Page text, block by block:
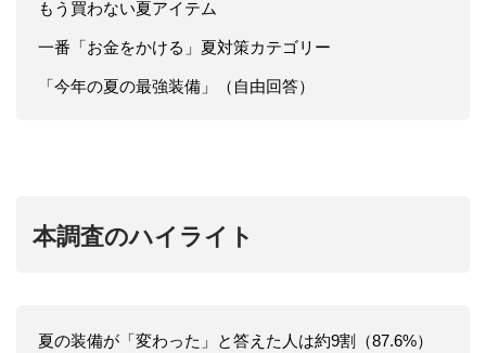
もう買わない夏アイテム
一番「お金をかける」夏対策カテゴリー
「今年の夏の最強装備」（自由回答）
本調査のハイライト
夏の装備が「変わった」と答えた人は約9割（87.6%）